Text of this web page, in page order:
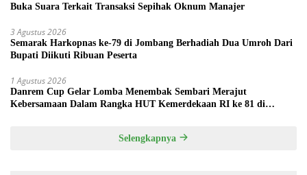
Buka Suara Terkait Transaksi Sepihak Oknum Manajer
3 Agustus 2026
Semarak Harkopnas ke-79 di Jombang Berhadiah Dua Umroh Dari
Bupati Diikuti Ribuan Peserta
1 Agustus 2026
Danrem Cup Gelar Lomba Menembak Sembari Merajut
Kebersamaan Dalam Rangka HUT Kemerdekaan RI ke 81 di
Selengkapnya